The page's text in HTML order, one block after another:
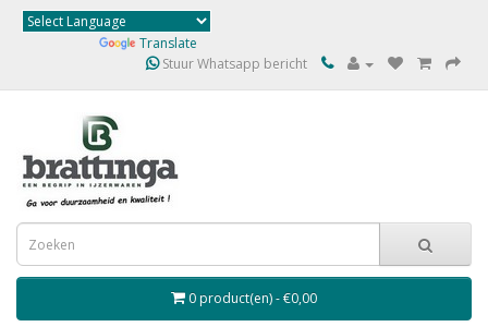
Translate
Stuur Whatsapp bericht
0 product(en) - €0,00